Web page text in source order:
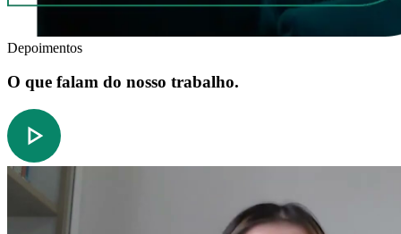
Depoimentos
O que falam do nosso trabalho.